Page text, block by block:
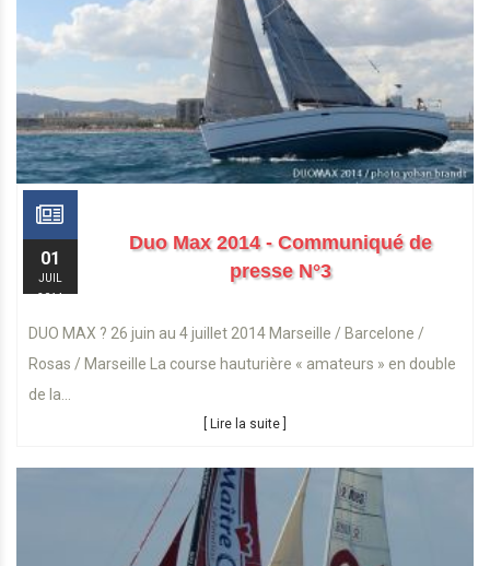
01
JUIL
2014
Duo Max 2014 - Communiqué de
presse N°3
DUO MAX ? 26 juin au 4 juillet 2014 Marseille / Barcelone /
Rosas / Marseille La course hauturière « amateurs » en double
de la...
[ Lire la suite ]